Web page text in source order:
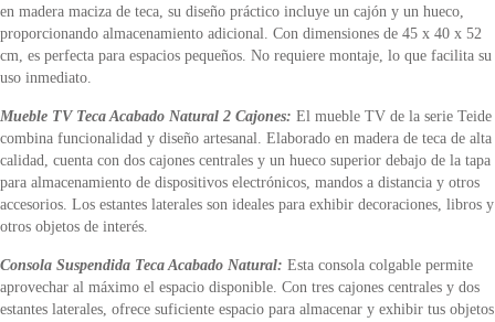
en madera maciza de teca, su diseño práctico incluye un cajón y un hueco,
proporcionando almacenamiento adicional. Con dimensiones de 45 x 40 x 52
cm, es perfecta para espacios pequeños. No requiere montaje, lo que facilita su
uso inmediato.
Mueble TV Teca Acabado Natural 2 Cajones: El mueble TV de la serie Teide
combina funcionalidad y diseño artesanal. Elaborado en madera de teca de alta
calidad, cuenta con dos cajones centrales y un hueco superior debajo de la tapa
para almacenamiento de dispositivos electrónicos, mandos a distancia y otros
accesorios. Los estantes laterales son ideales para exhibir decoraciones, libros y
otros objetos de interés.
Consola Suspendida Teca Acabado Natural: Esta consola colgable permite
aprovechar al máximo el espacio disponible. Con tres cajones centrales y dos
estantes laterales, ofrece suficiente espacio para almacenar y exhibir tus objetos